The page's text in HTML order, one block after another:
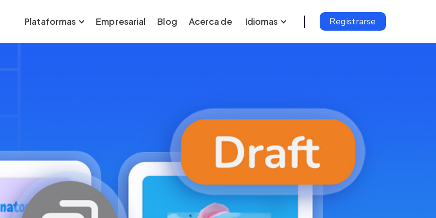
Plataformas Empresarial Blog Acerca de Idiomas Registrarse